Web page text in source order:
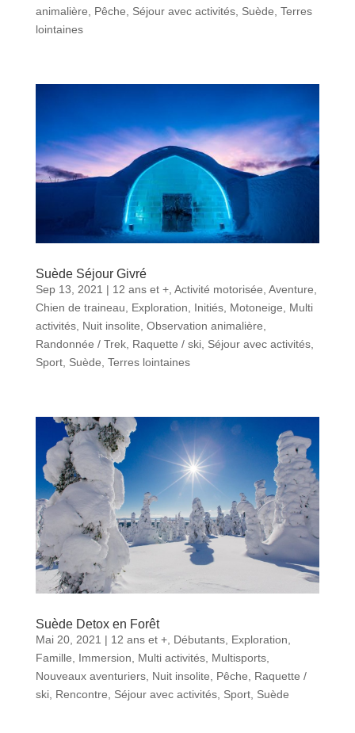
animalière
Pêche Séjour avec activités, Suède Terres
lointaines
Suède Séjour Givré
Sep 13, 2021 | 12 ans et +, Activité motorisée Aventure
Chien de traineau
Exploration Initiés, Motoneige
Multi
activités, Nuit insolite Observation animalière
Randonnée / Trek, Raquette / ski, Séjour avec activités,
Sport, Suède Terres lointaines
Suède Detox en Forêt
Mai 20, 2021 | 12 ans et +, Débutants, Exploration
Famille
Immersion Multi activités, Multisports,
Nouveaux aventuriers, Nuit insolite Pêche
Raquette /
ski, Rencontre Séjour avec activités, Sport, Suède